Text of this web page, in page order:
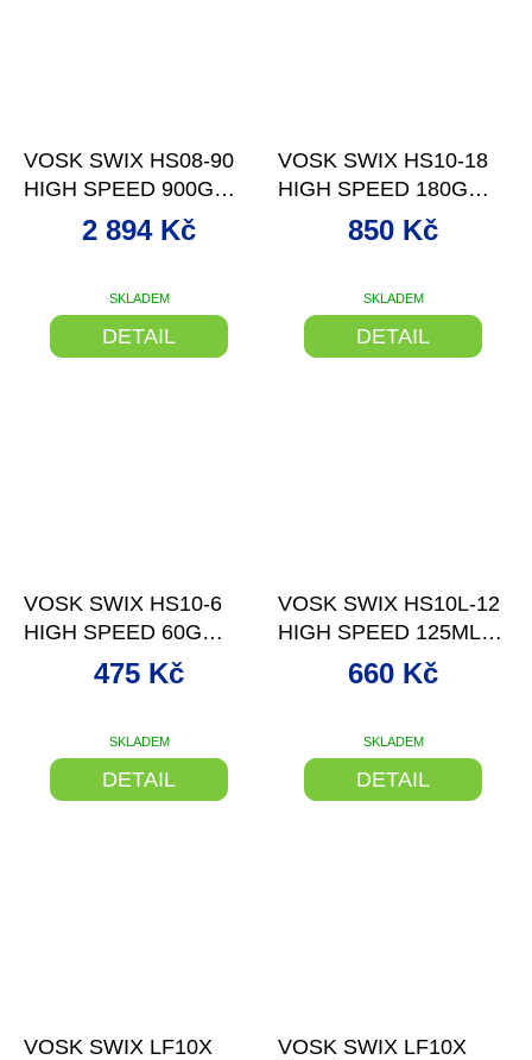
VOSK SWIX HS08-90
HIGH SPEED 900G
-4/+4°C
SKLADEM
2 894 Kč
DETAIL
VOSK SWIX HS10-18
HIGH SPEED 180G
0/+10°C
SKLADEM
850 Kč
DETAIL
VOSK SWIX HS10-6
HIGH SPEED 60G
0/+10°C
SKLADEM
475 Kč
DETAIL
VOSK SWIX HS10L-12
HIGH SPEED 125ML
+2/+10°C
SKLADEM
660 Kč
DETAIL
VOSK SWIX LF10X
VOSK SWIX LF10X